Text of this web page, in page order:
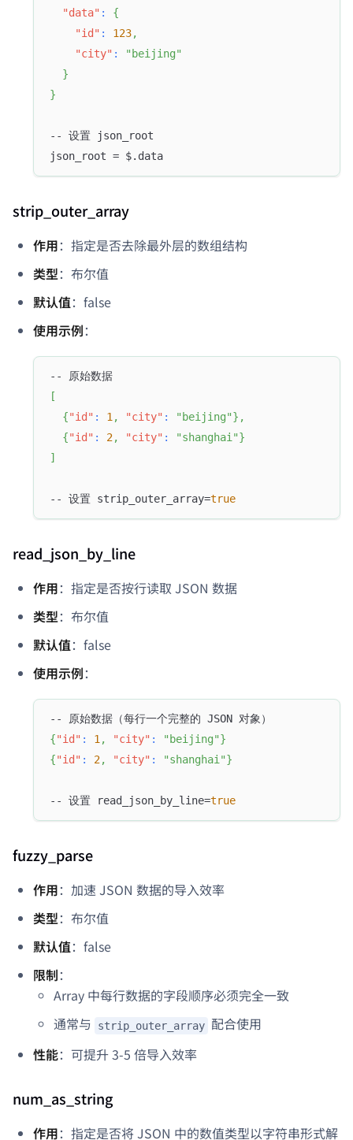
"data" :
{
"id" : 123,
"city" :
"beijing"
}
}
-- 设置 json_root
json_root = $.data
strip_outer_array
作用：指定是否去除最外层的数组结构
类型：布尔值
默认值：false
使用示例：
-- 原始数据
[
{"id" : 1, "city" : "beijing"} ,
{"id" : 2, "city" : "shanghai"}
]
-- 设置 strip_outer_array=true
read_json_by_line
作用：指定是否按行读取 JSON 数据
类型：布尔值
默认值：false
使用示例：
-- 原始数据（每行一个完整的 JSON 对象）
{"id" : 1, "city" : "beijing"}
{"id" : 2, "city" : "shanghai"}
-- 设置 read_json_by_line=true
fuzzy_parse
作用：加速 JSON 数据的导入效率
类型：布尔值
默认值：false
限制：
Array 中每行数据的字段顺序必须完全一致
通常与
strip_outer_array 配合使用
性能：可提升 3-5 倍导入效率
num_as_string
作用：指定是否将 JSON 中的数值类型以字符串形式解